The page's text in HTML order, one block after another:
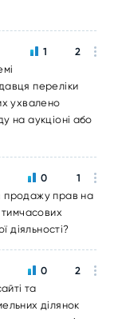
переліки
ухвалено
на аукціоні або
1 2
продажу прав на
тимчасових
діяльності?
0 1
та
ділянок
0 2